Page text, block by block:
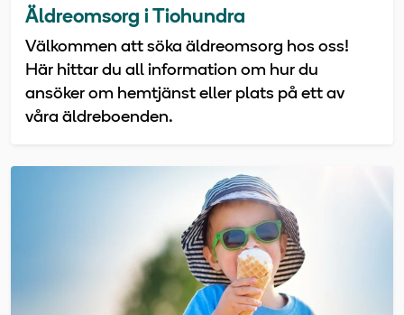
Äldreomsorg i Tiohundra
Välkommen att söka äldreomsorg hos oss!
Här hittar du all information om hur du
ansöker om hemtjänst eller plats på ett av
våra äldreboenden.